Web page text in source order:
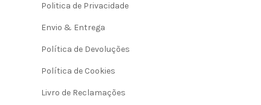
Politica de Privacidade
Envio & Entrega
Política de Devoluções
Política de Cookies
Livro de Reclamações